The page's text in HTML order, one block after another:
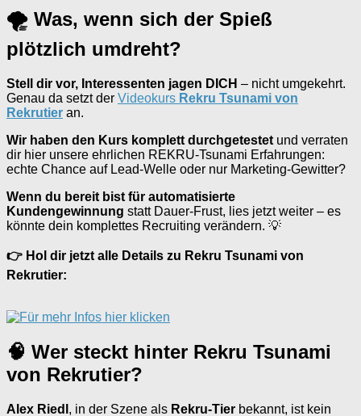
🌪 Was, wenn sich der Spieß
plötzlich umdreht?
Stell dir vor, Interessenten jagen DICH – nicht umgekehrt.
Genau da setzt der Videokurs Rekru Tsunami von
Rekrutier an.
Wir haben den Kurs komplett durchgetestet und verraten
dir hier unsere ehrlichen REKRU-Tsunami Erfahrungen:
echte Chance auf Lead-Welle oder nur Marketing-Gewitter?
Wenn du bereit bist für automatisierte
Kundengewinnung statt Dauer-Frust, lies jetzt weiter – es
könnte dein komplettes Recruiting verändern. 💡
👉 Hol dir jetzt alle Details zu Rekru Tsunami von
Rekrutier:
🧠 Wer steckt hinter Rekru Tsunami
von Rekrutier?
Alex Riedl , in der Szene als Rekru-Tier bekannt, ist kein